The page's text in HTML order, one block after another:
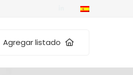
Agregar listado